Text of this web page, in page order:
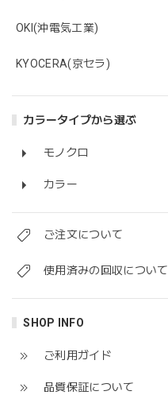
OKI(沖電気工業)
KYOCERA(京セラ)
カラータイプから選ぶ
モノクロ
カラー
ご注文について
使用済みの回収について
SHOP INFO
ご利用ガイド
品質保証について